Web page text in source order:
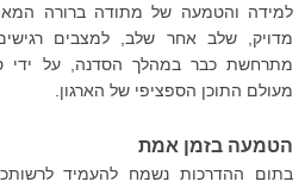
למידה והטמעה של מתודה ברורה
מדויק, שלב אחר שלב, למצבים
מתרחשת כבר במהלך הסדנה, על ידי
מעולם התוכן הספציפי של הארגון.
הטמעה בזמן אמת
בתום ההדרכות נשמח להעמיד